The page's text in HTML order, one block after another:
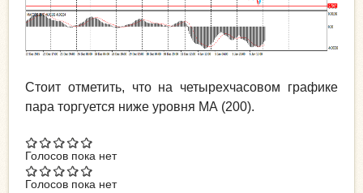
Стоит отметить, что на четырехчасовом графике
пара торгуется ниже уровня МА (200).
Голосов пока нет
Голосов пока нет